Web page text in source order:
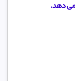
می دهد.